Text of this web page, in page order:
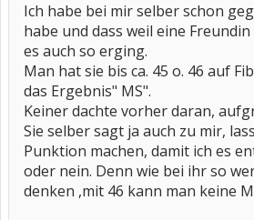
Ich habe bei mir selber schon
habe und dass weil eine
es auch so erging.
Man hat sie bis ca. 45 o. 46 auf
das Ergebnis" MS".
Keiner dachte vorher daran,
Sie selber sagt ja auch zu mir,
Punktion machen, damit ich es
oder nein. Denn wie bei ihr so
denken ,mit 46 kann man keine